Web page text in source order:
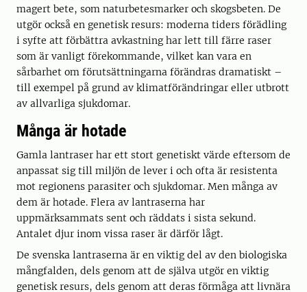
magert bete, som naturbetesmarker och skogsbeten. De
utgör också en genetisk resurs: moderna tiders förädling
i syfte att förbättra avkastning har lett till färre raser
som är vanligt förekommande, vilket kan vara en
sårbarhet om förutsättningarna förändras dramatiskt –
till exempel på grund av klimatförändringar eller utbrott
av allvarliga sjukdomar.
Många är hotade
Gamla lantraser har ett stort genetiskt värde eftersom de
anpassat sig till miljön de lever i och ofta är resistenta
mot regionens parasiter och sjukdomar. Men många av
dem är hotade. Flera av lantraserna har
uppmärksammats sent och räddats i sista sekund.
Antalet djur inom vissa raser är därför lågt.
De svenska lantraserna är en viktig del av den biologiska
mångfalden, dels genom att de själva utgör en viktig
genetisk resurs, dels genom att deras förmåga att livnära